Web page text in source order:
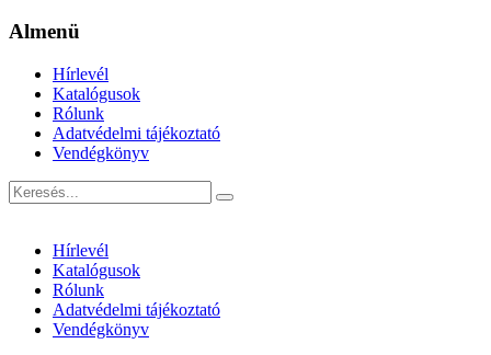
Almenü
Hírlevél
Katalógusok
Rólunk
Adatvédelmi tájékoztató
Vendégkönyv
Hírlevél
Katalógusok
Rólunk
Adatvédelmi tájékoztató
Vendégkönyv